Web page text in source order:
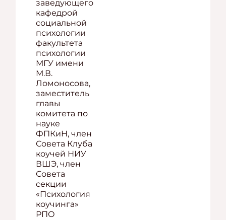
заведующего
кафедрой
социальной
психологии
факультета
психологии
МГУ имени
М.В.
Ломоносова,
заместитель
главы
комитета по
науке
ФПКиН, член
Совета Клуба
коучей НИУ
ВШЭ, член
Совета
секции
«Психология
коучинга»
РПО